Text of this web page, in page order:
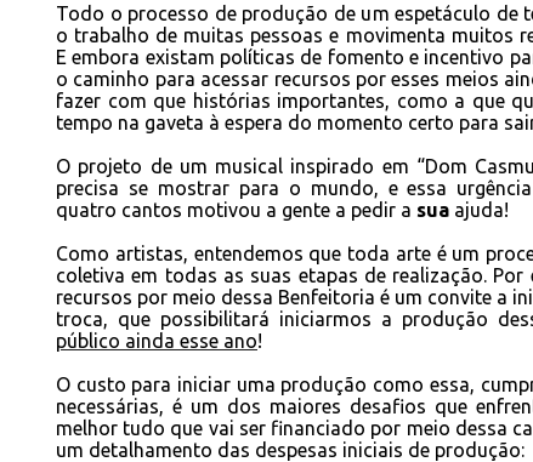
Todo o processo de produção de um espetáculo de
o trabalho de muitas pessoas e movimenta muitos
E embora existam políticas de fomento e incentivo
o caminho para acessar recursos por esses meios
fazer com que histórias importantes, como a que
tempo na gaveta à espera do momento certo para
O projeto de um musical inspirado em “Dom
precisa se mostrar para o mundo, e essa
quatro cantos motivou a gente a pedir a sua ajuda!
Como artistas, entendemos que toda arte é um
coletiva em todas as suas etapas de realização.
recursos por meio dessa Benfeitoria é um convite a
troca, que possibilitará iniciarmos a produção
público ainda esse ano!
O custo para iniciar uma produção como essa,
necessárias, é um dos maiores desafios que
melhor tudo que vai ser financiado por meio dessa
um detalhamento das despesas iniciais de produção: